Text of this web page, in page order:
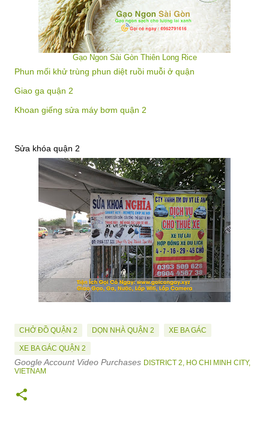
Gạo Ngon Sài Gòn Thiên Long Rice
Phun mối khử trùng phun diệt ruồi muỗi ở quận
Giao ga quận 2
Khoan giếng sửa máy bơm quận 2
Sửa khóa quận 2
CHỞ ĐỒ QUẬN 2 DỌN NHÀ QUẬN 2 XE BA GÁC
XE BA GÁC QUẬN 2
Google Account Video Purchases DISTRICT 2, HO CHI MINH CITY,
VIETNAM